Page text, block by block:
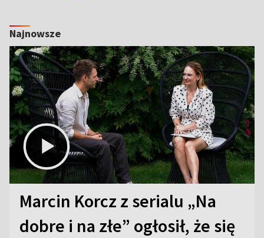
Najnowsze
Marcin Korcz z serialu „Na
dobre i na złe” ogłosił, że się